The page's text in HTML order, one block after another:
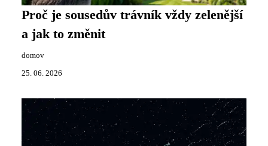
Proč je sousedův trávník vždy zelenější
a jak to změnit
domov
25. 06. 2026